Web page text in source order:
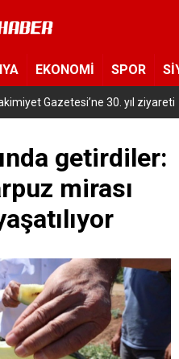
EKONOMİ SPOR
olanlar var
getirdiler:
mirası